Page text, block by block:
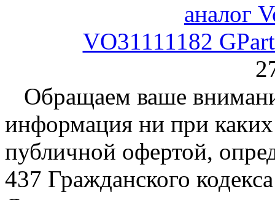
VO31111182
Обращаем ваше
информация ни при каких
публичной офертой,
437 Гражданского